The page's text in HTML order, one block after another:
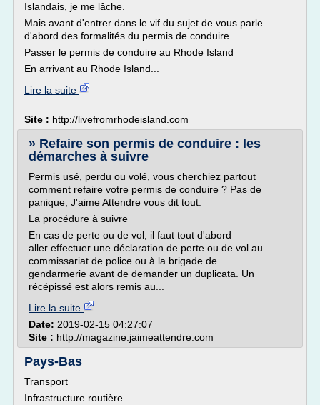
Islandais, je me lâche.
Mais avant d'entrer dans le vif du sujet de vous parle
d'abord des formalités du permis de conduire.
Passer le permis de conduire au Rhode Island
En arrivant au Rhode Island...
Lire la suite
Site : http://livefromrhodeisland.com
» Refaire son permis de conduire : les
démarches à suivre
Permis usé, perdu ou volé, vous cherchiez partout
comment refaire votre permis de conduire ? Pas de
panique, J'aime Attendre vous dit tout.
La procédure à suivre
En cas de perte ou de vol, il faut tout d'abord
aller effectuer une déclaration de perte ou de vol au
commissariat de police ou à la brigade de
gendarmerie avant de demander un duplicata. Un
récépissé est alors remis au...
Lire la suite
Date: 2019-02-15 04:27:07
Site : http://magazine.jaimeattendre.com
Pays-Bas
Transport
Infrastructure routière